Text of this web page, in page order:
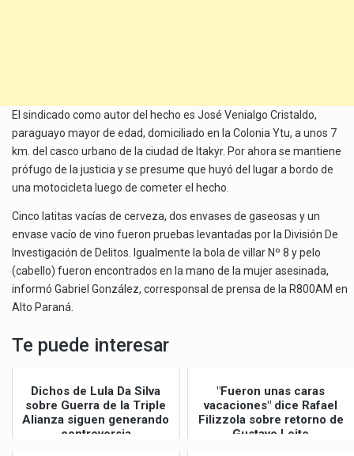
El sindicado como autor del hecho es José Venialgo Cristaldo,
paraguayo mayor de edad, domiciliado en la Colonia Ytu, a unos 7
km. del casco urbano de la ciudad de Itakyr. Por ahora se mantiene
prófugo de la justicia y se presume que huyó del lugar a bordo de
una motocicleta luego de cometer el hecho.
Cinco latitas vacías de cerveza, dos envases de gaseosas y un
envase vacío de vino fueron pruebas levantadas por la División De
Investigación de Delitos. Igualmente la bola de villar Nº 8 y pelo
(cabello) fueron encontrados en la mano de la mujer asesinada,
informó Gabriel González, corresponsal de prensa de la R800AM en
Alto Paraná.
Te puede interesar
Dichos de Lula Da Silva
sobre Guerra de la Triple
Alianza siguen generando
controversia
"Fueron unas caras
vacaciones" dice Rafael
Filizzola sobre retorno de
Gustavo Leite